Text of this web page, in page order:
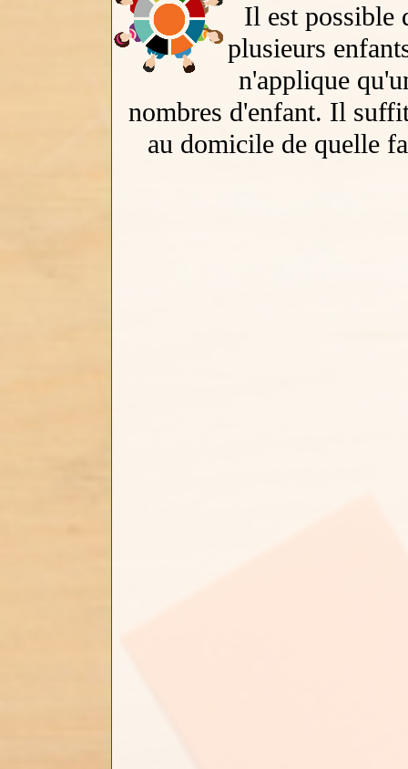
Il est possible
plusieurs
n'applique
nombres d'enfant. Il
au domicile de quelle